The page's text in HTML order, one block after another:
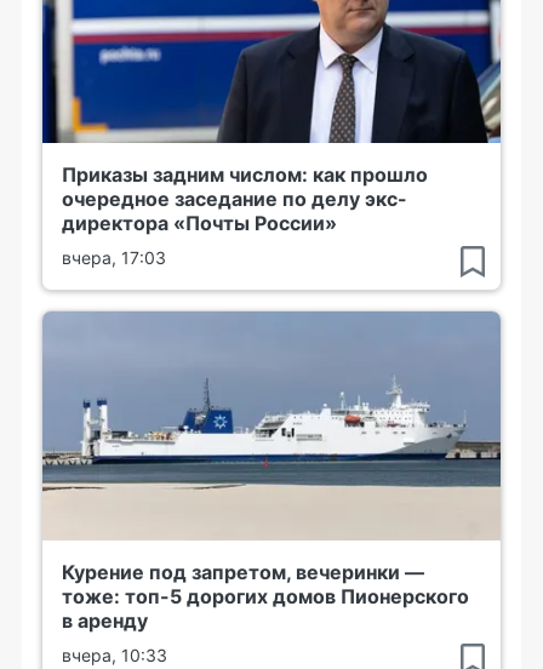
Приказы задним числом: как прошло
очередное заседание по делу экс-
директора «Почты России»
вчера, 17:03
Курение под запретом, вечеринки —
тоже: топ-5 дорогих домов Пионерского
в аренду
вчера, 10:33